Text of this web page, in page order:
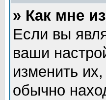
» Как мне
Если вы
ваши
изменить
обычно